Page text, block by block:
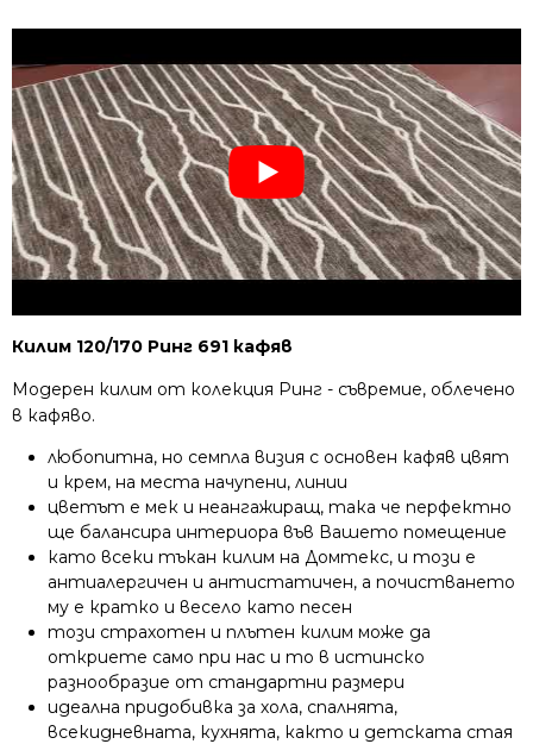
Килим 120/170 Ринг 691 кафяв
Модерен килим от колекция Ринг - съвремие, облечено
в кафяво.
любопитна, но семпла визия с основен кафяв цвят
и крем, на места начупени, линии
цветът е мек и неангажиращ, така че перфектно
ще балансира интериора във Вашето помещение
като всеки тъкан килим на Домтекс, и този е
антиалергичен и антистатичен, а почистването
му е кратко и весело като песен
този страхотен и плътен килим може да
откриете само при нас и то в истинско
разнообразие от стандартни размери
идеална придобивка за хола, спалнята,
всекидневната, кухнята, както и детската стая